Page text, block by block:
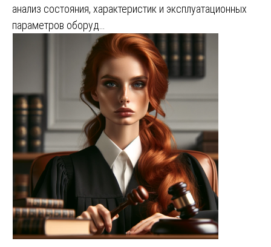
анализ состояния, характеристик и эксплуатационных
параметров оборуд…